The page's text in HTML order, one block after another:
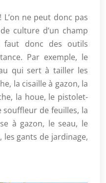
ne peut donc pas
culture d’un champ
donc des outils
Par exemple, le
qui sert à tailler les
la cisaille à gazon, la
la houe, le pistolet-
souffleur de feuilles, la
à gazon, le seau, le
gants de jardinage,